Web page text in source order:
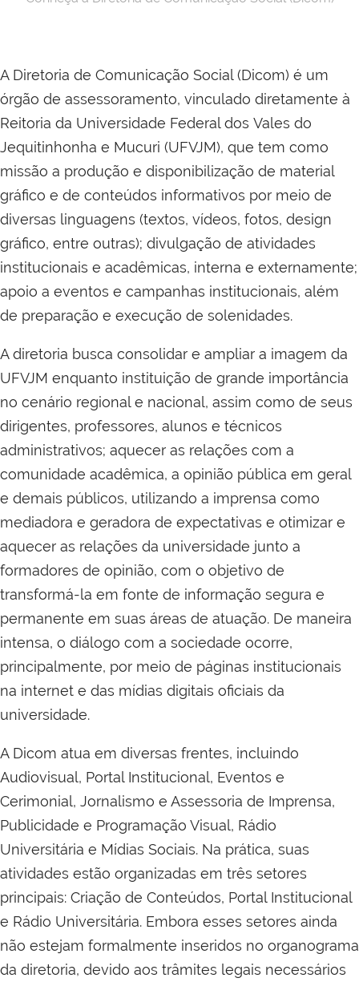
A Diretoria de Comunicação Social (Dicom) é um
órgão de assessoramento, vinculado diretamente à
Reitoria da Universidade Federal dos Vales do
Jequitinhonha e Mucuri (UFVJM), que tem como
missão a produção e disponibilização de material
gráfico e de conteúdos informativos por meio de
diversas linguagens (textos, vídeos, fotos, design
gráfico, entre outras); divulgação de atividades
institucionais e acadêmicas, interna e externamente;
apoio a eventos e campanhas institucionais, além
de preparação e execução de solenidades.
A diretoria busca consolidar e ampliar a imagem da
UFVJM enquanto instituição de grande importância
no cenário regional e nacional, assim como de seus
dirigentes, professores, alunos e técnicos
administrativos; aquecer as relações com a
comunidade acadêmica, a opinião pública em geral
e demais públicos, utilizando a imprensa como
mediadora e geradora de expectativas e otimizar e
aquecer as relações da universidade junto a
formadores de opinião, com o objetivo de
transformá-la em fonte de informação segura e
permanente em suas áreas de atuação. De maneira
intensa, o diálogo com a sociedade ocorre,
principalmente, por meio de páginas institucionais
na internet e das mídias digitais oficiais da
universidade.
A Dicom atua em diversas frentes, incluindo
Audiovisual, Portal Institucional, Eventos e
Cerimonial, Jornalismo e Assessoria de Imprensa,
Publicidade e Programação Visual, Rádio
Universitária e Mídias Sociais. Na prática, suas
atividades estão organizadas em três setores
principais: Criação de Conteúdos, Portal Institucional
e Rádio Universitária. Embora esses setores ainda
não estejam formalmente inseridos no organograma
da diretoria, devido aos trâmites legais necessários